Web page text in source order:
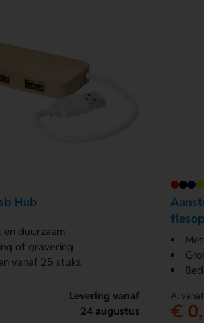
Hub
en duurzaam
of gravering
vanaf 25 stuks
Levering vanaf
24 augustus
Al vanaf
€